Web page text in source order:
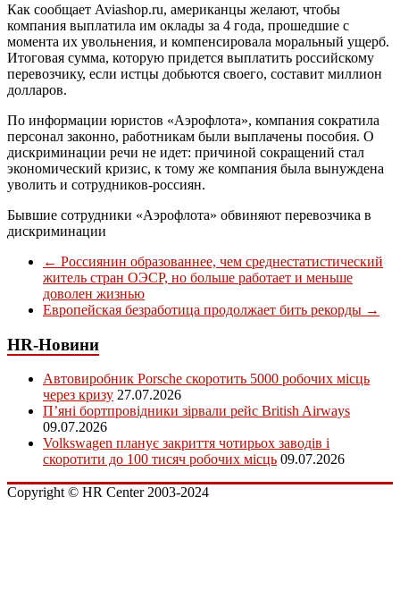
Как сообщает Aviashop.ru, американцы желают, чтобы
компания выплатила им оклады за 4 года, прошедшие с
момента их увольнения, и компенсировала моральный ущерб.
Итоговая сумма, которую придется выплатить российскому
перевозчику, если истцы добьются своего, составит миллион
долларов.
По информации юристов «Аэрофлота», компания сократила
персонал законно, работникам были выплачены пособия. О
дискриминации речи не идет: причиной сокращений стал
экономический кризис, к тому же компания была вынуждена
уволить и сотрудников-россиян.
Бывшие сотрудники «Аэрофлота» обвиняют перевозчика в
дискриминации
← Россиянин образованнее, чем среднестатистический
житель стран ОЭСР, но больше работает и меньше
доволен жизнью
Европейская безработица продолжает бить рекорды →
HR-Новини
Автовиробник Porsche скоротить 5000 робочих місць
через кризу 27.07.2026
П’яні бортпровідники зірвали рейс British Airways
09.07.2026
Volkswagen планує закриття чотирьох заводів і
скоротити до 100 тисяч робочих місць 09.07.2026
Copyright © HR Center 2003-2024